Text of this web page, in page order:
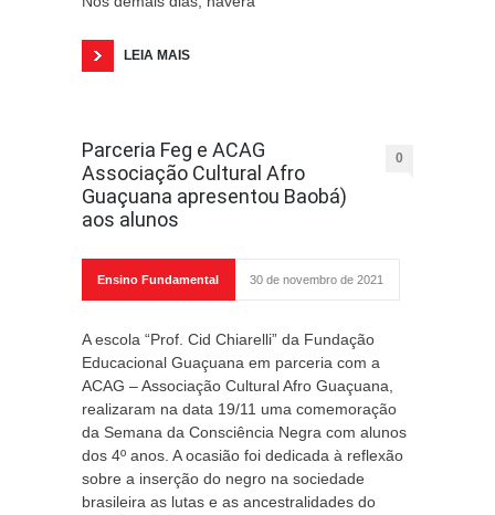
LEIA MAIS
Parceria Feg e ACAG
Associação Cultural Afro
Guaçuana apresentou Baobá)
aos alunos
0
Ensino Fundamental 30 de novembro de 2021
A escola “Prof. Cid Chiarelli” da Fundação
Educacional Guaçuana em parceria com a
ACAG – Associação Cultural Afro Guaçuana,
realizaram na data 19/11 uma comemoração
da Semana da Consciência Negra com alunos
dos 4º anos. A ocasião foi dedicada à reflexão
sobre a inserção do negro na sociedade
brasileira as lutas e as ancestralidades do